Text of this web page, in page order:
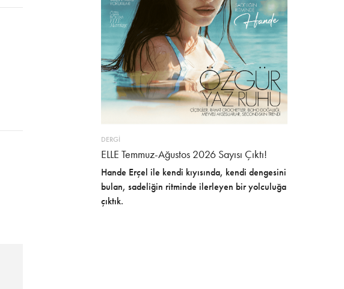
DERGİ
ELLE Temmuz-Ağustos 2026 Sayısı Çıktı!
Hande Erçel ile kendi kıyısında, kendi dengesini
bulan, sadeliğin ritminde ilerleyen bir yolculuğa
çıktık.